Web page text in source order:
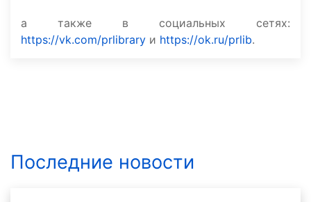
а также в социальных сетях:
https://vk.com/prlibrary и https://ok.ru/prlib.
Последние новости